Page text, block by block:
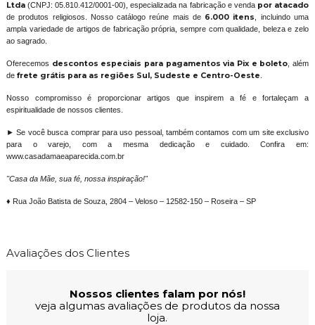
Ltda(CNPJ: 05.810.412/0001-00), especializada na fabricação e venda por atacado
de produtos religiosos. Nosso catálogo reúne mais de 6.000 itens
, incluindo uma
ampla variedade de artigos de fabricação própria, sempre com qualidade, beleza e zelo
ao sagrado.
Oferecemos descontos especiais para pagamentos via Pix e boleto , além
de frete grátis para as regiões Sul, Sudeste e Centro-Oeste
Nosso compromisso é proporcionar artigos que inspirem a fé e fortaleçam a
espiritualidade de nossos clientes.
► Se você busca comprar para uso pessoal, também contamos com um site exclusivo
para o varejo, com a mesma dedicação e cuidado. Confira em:
www.casadamaeaparecida.com.br
"Casa da Mãe, sua fé, nossa inspiração!"
♦ Rua João Batista de Souza, 2804 – Veloso – 12582-150 – Roseira – SP
Avaliações dos Clientes
Nossos clientes falam por nós!
veja algumas avaliações de produtos da nossa
loja.